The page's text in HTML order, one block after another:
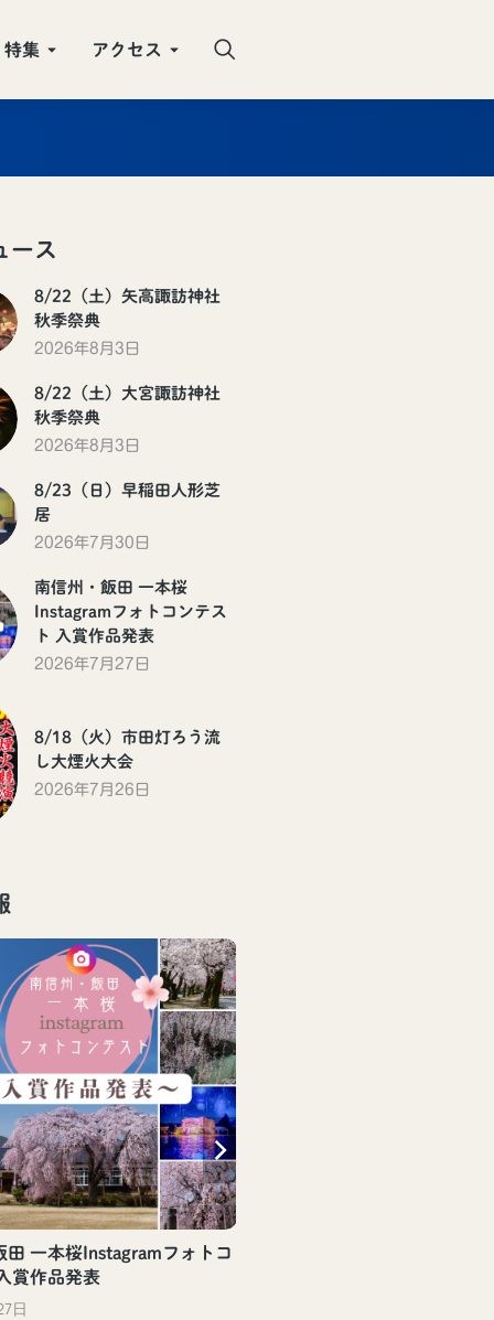
特集 アクセス
ース
8/22（土）矢高諏訪神社
秋季祭典
2026年8月3日
8/22（土）大宮諏訪神社
秋季祭典
2026年8月3日
8/23（日）早稲田人形芝
居
2026年7月30日
南信州・飯田 一本桜
Instagramフォトコンテス
ト 入賞作品発表
2026年7月27日
8/18（火）市田灯ろう流
し大煙火大会
2026年7月26日
田 一本桜Instagramフォトコ
賞作品発表
日